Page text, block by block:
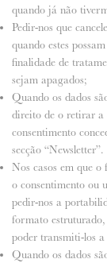
quando já não
Pedir-nos que
quando estes
finalidade de
sejam apagados;
Quando os dados
direito de o retirar a
consentimento
secção “Newsletter”.
Nos casos em que
o consentimento ou
pedir-nos a
formato
poder transmiti-los
Quando os dados